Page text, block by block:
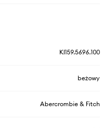
KI159.5696.100
beżowy
Abercrombie & Fitch